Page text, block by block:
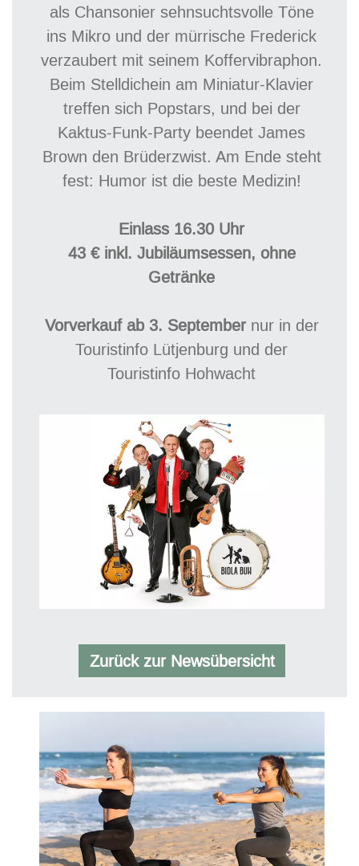
als Chansonier sehnsuchtsvolle Töne
ins Mikro und der mürrische Frederick
verzaubert mit seinem Koffervibraphon.
Beim Stelldichein am Miniatur-Klavier
treffen sich Popstars, und bei der
Kaktus-Funk-Party beendet James
Brown den Brüderzwist. Am Ende steht
fest: Humor ist die beste Medizin!
Einlass 16.30 Uhr
43 € inkl. Jubiläumsessen, ohne
Getränke
Vorverkauf ab 3. Septembernur in der
Touristinfo Lütjenburg und der
Touristinfo Hohwacht
Zurück zur Newsübersicht